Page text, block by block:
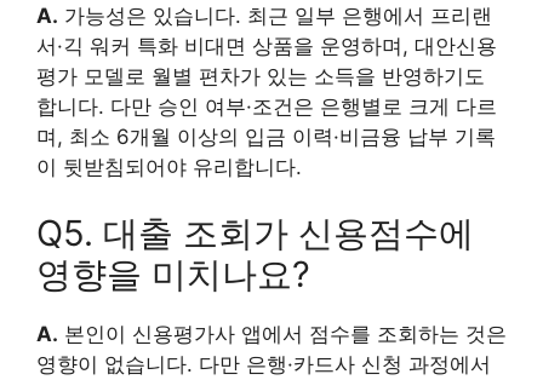
A. 가능성은 있습니다. 최근 일부 은행에서 프리랜
서·긱 워커 특화 비대면 상품을 운영하며, 대안신용
평가 모델로 월별 편차가 있는 소득을 반영하기도
합니다. 다만 승인 여부·조건은 은행별로 크게 다르
며, 최소 6개월 이상의 입금 이력·비금융 납부 기록
이 뒷받침되어야 유리합니다.
Q5. 대출 조회가 신용점수에
영향을 미치나요?
A. 본인이 신용평가사 앱에서 점수를 조회하는 것은
영향이 없습니다. 다만 은행·카드사 신청 과정에서